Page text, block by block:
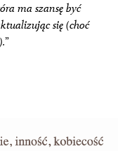
ma szansę być
się (choć
”